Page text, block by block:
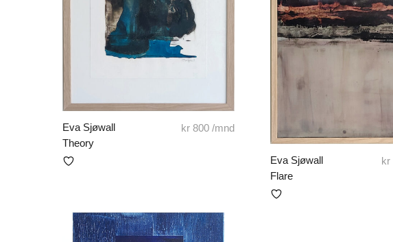
Eva Sjøwall
Theory
kr 800 /mnd
Eva Sjøwall
Flare
kr